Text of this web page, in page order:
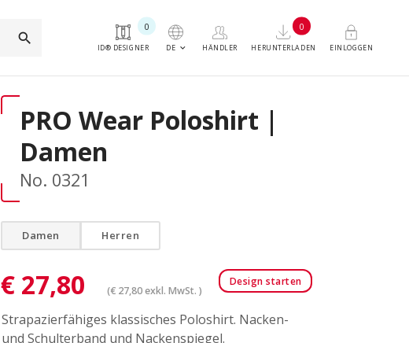
ID® DESIGNER
0
DE keyboard_arrow_down HÄNDLER HERUNTERLADEN
0
EINLOGGEN
search
PRO Wear Poloshirt |
Damen
No. 0321
Damen Herren
€ 27,80 (€ 27,80exkl. MwSt. )
Design starten
Strapazierfähiges klassisches Poloshirt. Nacken-
und Schulterband und Nackenspiegel.